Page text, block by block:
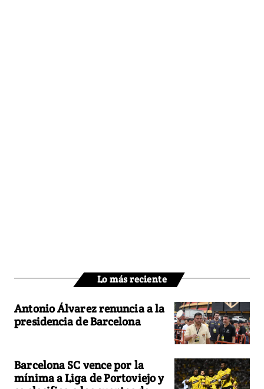
Lo más reciente
Antonio Álvarez renuncia a la
presidencia de Barcelona
Barcelona SC vence por la
mínima a Liga de Portoviejo y